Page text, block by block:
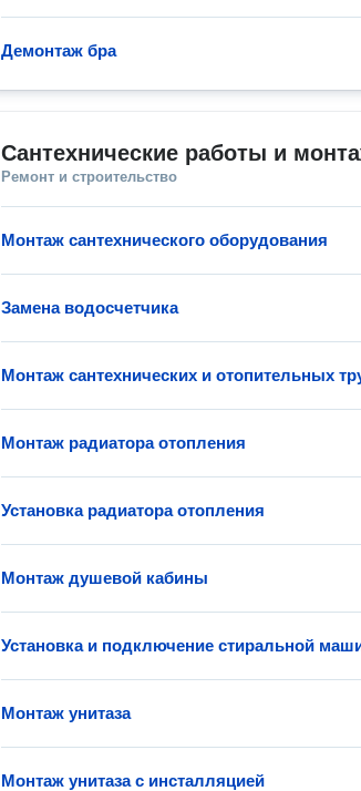
Демонтаж бра
Сантехнические работы и
Ремонт и строительство
Монтаж сантехнического оборудования
Замена водосчетчика
Монтаж сантехнических и отопительных
Монтаж радиатора отопления
Установка радиатора отопления
Монтаж душевой кабины
Установка и подключение стиральной
Монтаж унитаза
Монтаж унитаза с инсталляцией